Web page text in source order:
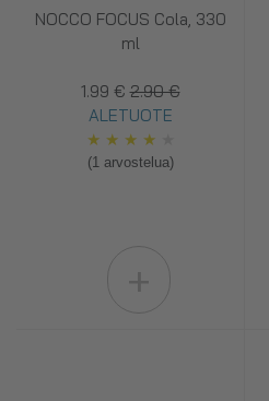
NOCCO FOCUS Cola, 330
ml
1.99 € 2.90 €
ALETUOTE
★ ★ ★ ★
(1 arvostelua)